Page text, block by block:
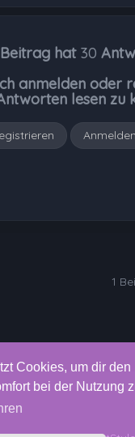
Cookies, um dir den
bei der Nutzung
hat 30
anmelden oder
lesen zu
Anmelden
1